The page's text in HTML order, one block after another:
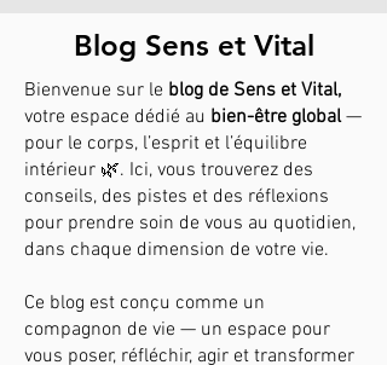
Blog Sens et Vital
Bienvenue sur le blog de Sens et Vital,
votre espace dédié au bien-être global—
pour le corps, l’esprit et l’équilibre
intérieur 🌿. Ici, vous trouverez des
conseils, des pistes et des réflexions
pour prendre soin de vous au quotidien,
dans chaque dimension de votre vie.
Ce blog est conçu comme un
compagnon de vie — un espace pour
vous poser, réfléchir, agir et transformer